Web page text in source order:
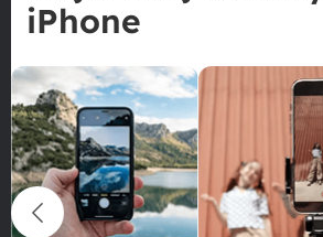
iPhone